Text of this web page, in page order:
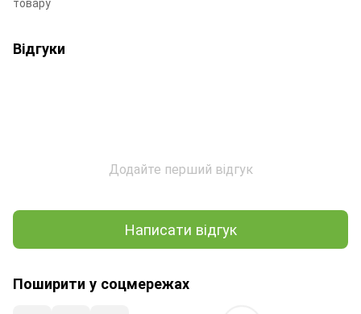
Відгуки
Додайте перший відгук
Написати відгук
Поширити у соцмережах